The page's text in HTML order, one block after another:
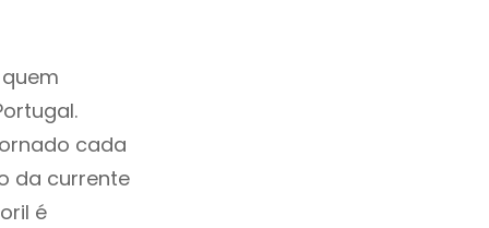
cada
da currente
é